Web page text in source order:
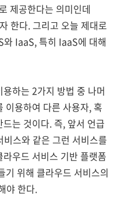
제공한다는 의미인데
한다. 그리고 오늘 제대로
IaaS, 특히 IaaS에 대해
하는 2가지 방법 중 나머
이용하여 다른 사용자, 혹
는 것이다. 즉, 앞서 언급
스와 같은 그런 서비스를
우드 서비스 기반 플랫폼
기 위해 클라우드 서비스의
야 한다.